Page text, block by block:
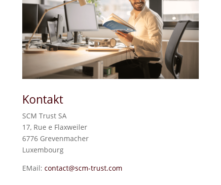
Kontakt
SCM Trust SA
17, Rue e Flaxweiler
6776 Grevenmacher
Luxembourg
EMail: contact@scm-trust.com